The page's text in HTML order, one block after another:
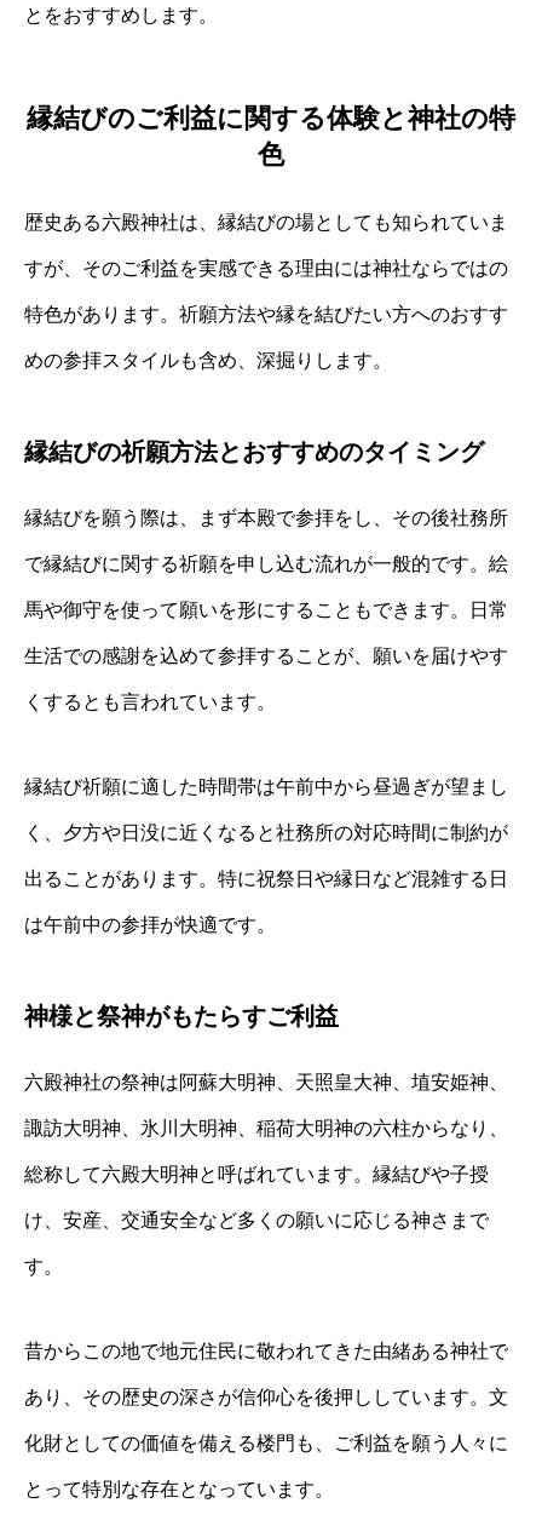
とをおすすめします。
縁結びのご利益に関する体験と神社の特
色
歴史ある六殿神社は、縁結びの場としても知られていま
すが、そのご利益を実感できる理由には神社ならではの
特色があります。祈願方法や縁を結びたい方へのおすす
めの参拝スタイルも含め、深掘りします。
縁結びの祈願方法とおすすめのタイミング
縁結びを願う際は、まず本殿で参拝をし、その後社務所
で縁結びに関する祈願を申し込む流れが一般的です。絵
馬や御守を使って願いを形にすることもできます。日常
生活での感謝を込めて参拝することが、願いを届けやす
くするとも言われています。
縁結び祈願に適した時間帯は午前中から昼過ぎが望まし
く、夕方や日没に近くなると社務所の対応時間に制約が
出ることがあります。特に祝祭日や縁日など混雑する日
は午前中の参拝が快適です。
神様と祭神がもたらすご利益
六殿神社の祭神は阿蘇大明神、天照皇大神、埴安姫神、
諏訪大明神、氷川大明神、稲荷大明神の六柱からなり、
総称して六殿大明神と呼ばれています。縁結びや子授
け、安産、交通安全など多くの願いに応じる神さまで
す。
昔からこの地で地元住民に敬われてきた由緒ある神社で
あり、その歴史の深さが信仰心を後押ししています。文
化財としての価値を備える楼門も、ご利益を願う人々に
とって特別な存在となっています。